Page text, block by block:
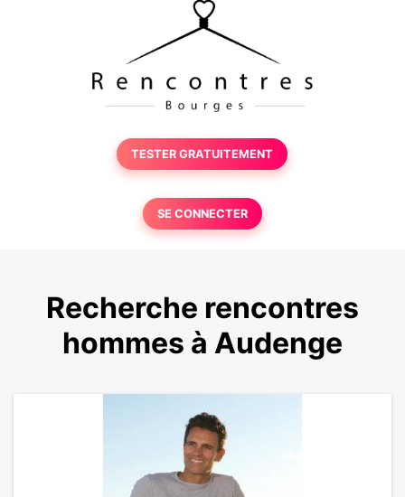
TESTER GRATUITEMENT
SE CONNECTER
Recherche rencontres
hommes à Audenge